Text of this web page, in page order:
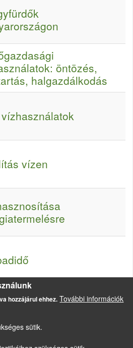
öntözés,
halgazdálkodás
vízen
hozzájárul ehhez. További információk
sütik.